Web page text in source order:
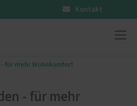
Kontakt
für mehr Wohnkomfort
- für mehr